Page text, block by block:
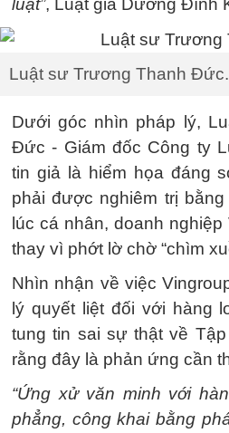
luật”, Luật gia Dương Đình
Luật sư Trương Thanh Đức.
Dưới góc nhìn pháp lý,
Đức - Giám đốc Công ty
tin giả là hiểm họa đáng
phải được nghiêm trị
lúc cá nhân, doanh
thay vì phớt lờ chờ “chìm
Nhìn nhận về việc
lý quyết liệt đối với hàng
tung tin sai sự thật về
rằng đây là phản ứng cần
“Ứng xử văn minh với
phẳng, công khai bằng